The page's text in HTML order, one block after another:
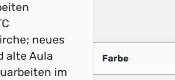
neues
alte Aula
im
Farbe